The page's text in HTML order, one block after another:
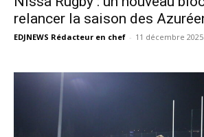
relancer la saison des
EDJNEWS Rédacteur en chef - 11 décembre 2025